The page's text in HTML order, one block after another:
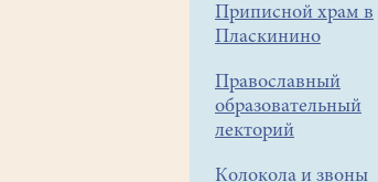
Боковое
меню
Приписной храм в
Пласкинино
Православный
образовательный
лекторий
Колокола и звоны